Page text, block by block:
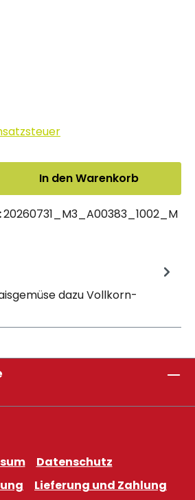
Gib den
In den Warenkorb
20260731_M3_A00383_1002_M
dazu Vollkorn-
Datenschutz
Lieferung und Zahlung